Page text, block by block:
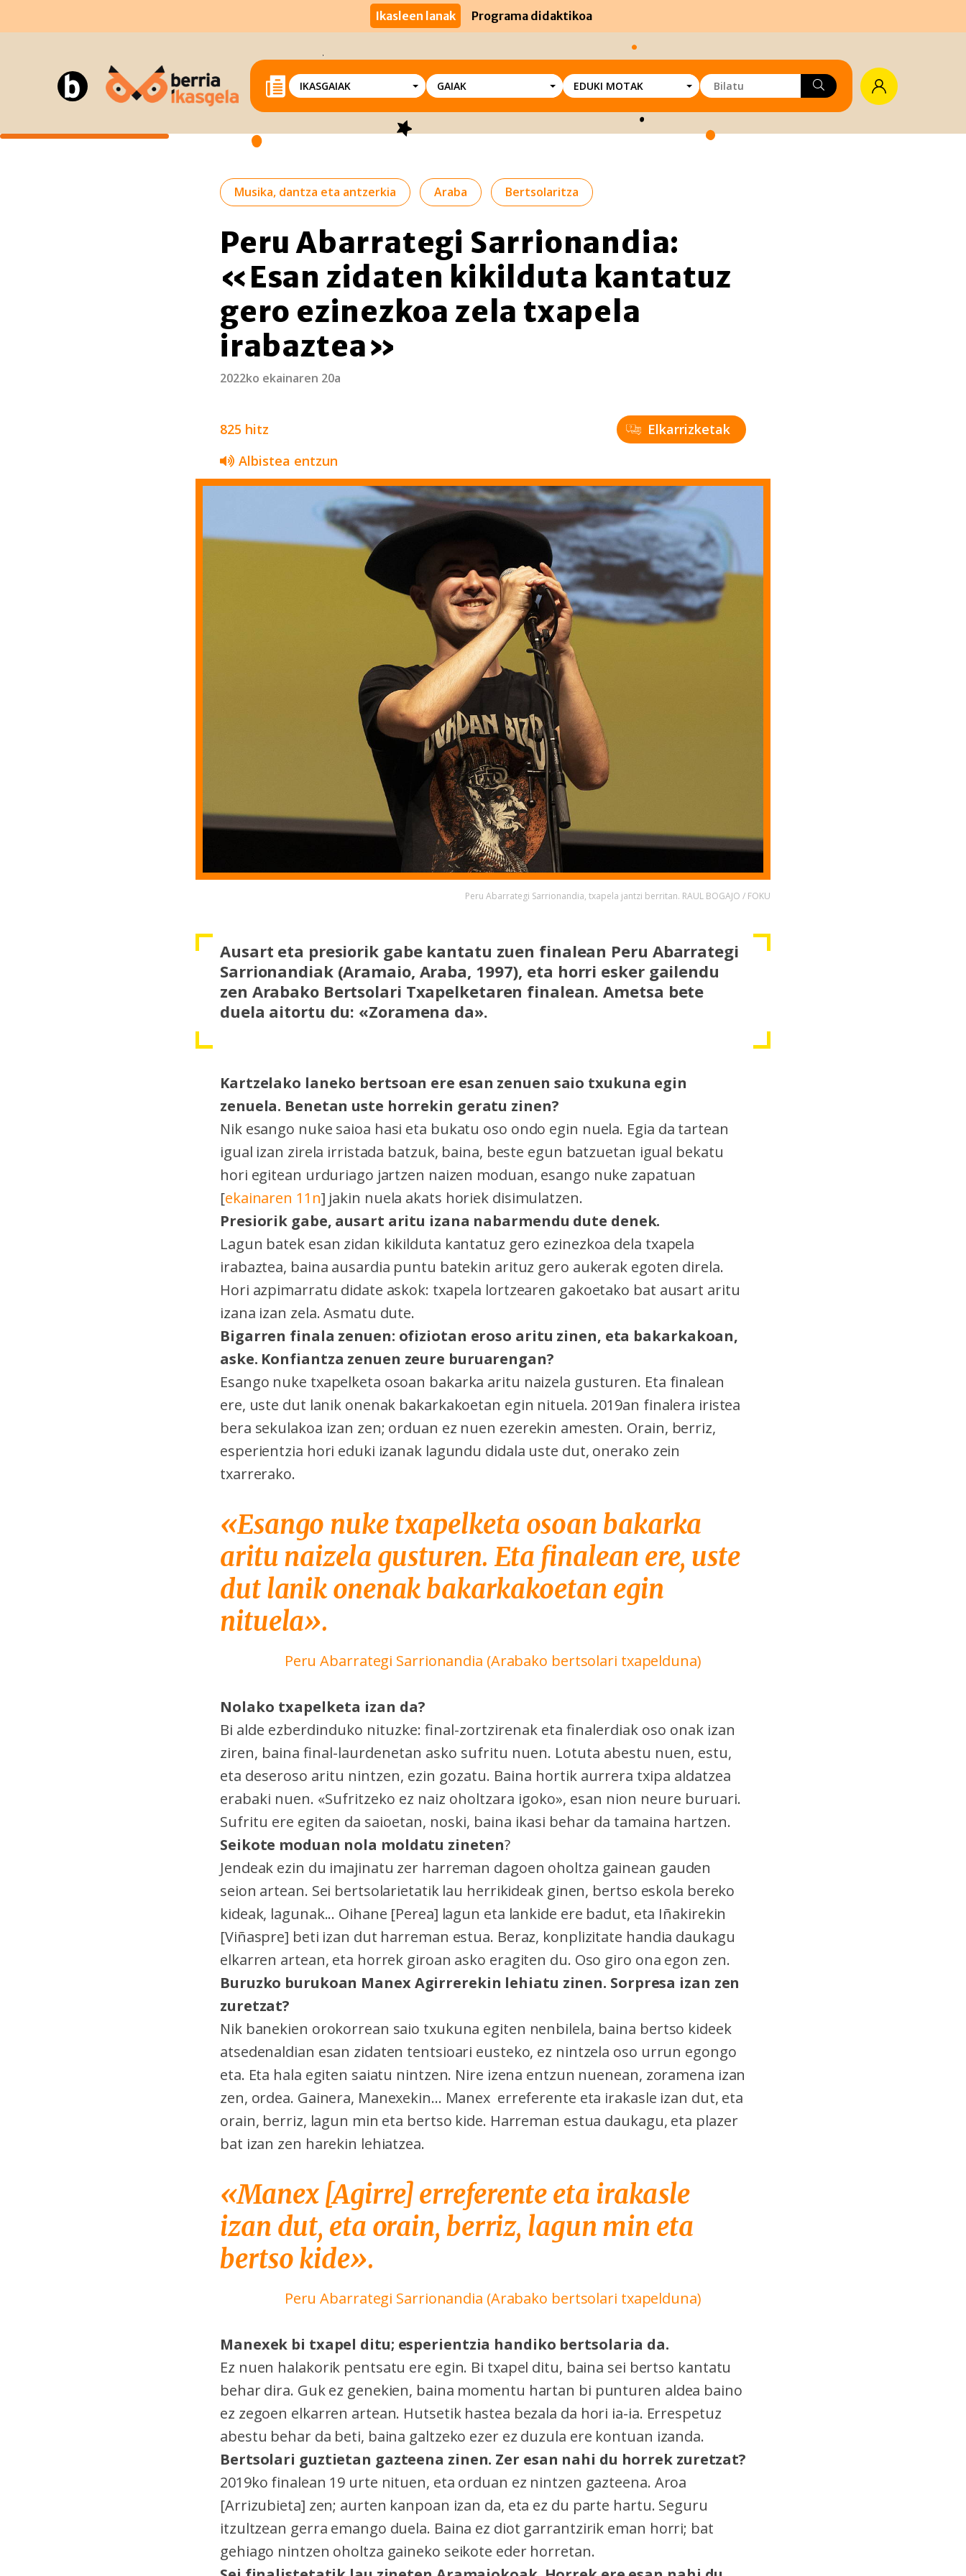
Ikasleen lanak Programa didaktikoa
IKASGAIAK GAIAK EDUKI MOTAK
Musika, dantza eta antzerkia Araba Bertsolaritza
Peru Abarrategi Sarrionandia:
«Esan zidaten kikilduta kantatuz
gero ezinezkoa zela txapela
irabaztea»
2022ko ekainaren 20a
825 hitz
Elkarrizketak
Albistea entzun
Peru Abarrategi Sarrionandia, txapela jantzi berritan. RAUL BOGAJO / FOKU
Ausart eta presiorik gabe kantatu zuen finalean Peru Abarrategi
Sarrionandiak (Aramaio, Araba, 1997), eta horri esker gailendu
zen Arabako Bertsolari Txapelketaren finalean. Ametsa bete
duela aitortu du: «Zoramena da».
Kartzelako laneko bertsoan ere esan zenuen saio txukuna egin
zenuela. Benetan uste horrekin geratu zinen?
Nik esango nuke saioa hasi eta bukatu oso ondo egin nuela. Egia da tartean
igual izan zirela irristada batzuk, baina, beste egun batzuetan igual bekatu
hori egitean urduriago jartzen naizen moduan, esango nuke zapatuan
[ekainaren 11n] jakin nuela akats horiek disimulatzen.
Presiorik gabe, ausart aritu izana nabarmendu dute denek.
Lagun batek esan zidan kikilduta kantatuz gero ezinezkoa dela txapela
irabaztea, baina ausardia puntu batekin arituz gero aukerak egoten direla.
Hori azpimarratu didate askok: txapela lortzearen gakoetako bat ausart aritu
izana izan zela. Asmatu dute.
Bigarren finala zenuen: ofiziotan eroso aritu zinen, eta bakarkakoan,
aske. Konfiantza zenuen zeure buruarengan?
Esango nuke txapelketa osoan bakarka aritu naizela gusturen. Eta finalean
ere, uste dut lanik onenak bakarkakoetan egin nituela. 2019an finalera iristea
bera sekulakoa izan zen; orduan ez nuen ezerekin amesten. Orain, berriz,
esperientzia hori eduki izanak lagundu didala uste dut, onerako zein
txarrerako.
«Esango nuke txapelketa osoan bakarka
aritu naizela gusturen. Eta finalean ere, uste
dut lanik onenak bakarkakoetan egin
nituela».
Peru Abarrategi Sarrionandia (Arabako bertsolari txapelduna)
Nolako txapelketa izan da?
Bi alde ezberdinduko nituzke: final-zortzirenak eta finalerdiak oso onak izan
ziren, baina final-laurdenetan asko sufritu nuen. Lotuta abestu nuen, estu,
eta deseroso aritu nintzen, ezin gozatu. Baina hortik aurrera txipa aldatzea
erabaki nuen. «Sufritzeko ez naiz oholtzara igoko», esan nion neure buruari.
Sufritu ere egiten da saioetan, noski, baina ikasi behar da tamaina hartzen.
Seikote moduan nola moldatu zineten?
Jendeak ezin du imajinatu zer harreman dagoen oholtza gainean gauden
seion artean. Sei bertsolarietatik lau herrikideak ginen, bertso eskola bereko
kideak, lagunak... Oihane [Perea] lagun eta lankide ere badut, eta Iñakirekin
[Viñaspre] beti izan dut harreman estua. Beraz, konplizitate handia daukagu
elkarren artean, eta horrek giroan asko eragiten du. Oso giro ona egon zen.
Buruzko burukoan Manex Agirrerekin lehiatu zinen. Sorpresa izan zen
zuretzat?
Nik banekien orokorrean saio txukuna egiten nenbilela, baina bertso kideek
atsedenaldian esan zidaten tentsioari eusteko, ez nintzela oso urrun egongo
eta. Eta hala egiten saiatu nintzen. Nire izena entzun nuenean, zoramena izan
zen, ordea. Gainera, Manexekin... Manex erreferente eta irakasle izan dut, eta
orain, berriz, lagun min eta bertso kide. Harreman estua daukagu, eta plazer
bat izan zen harekin lehiatzea.
«Manex [Agirre] erreferente eta irakasle
izan dut, eta orain, berriz, lagun min eta
bertso kide».
Peru Abarrategi Sarrionandia (Arabako bertsolari txapelduna)
Manexek bi txapel ditu; esperientzia handiko bertsolaria da.
Ez nuen halakorik pentsatu ere egin. Bi txapel ditu, baina sei bertso kantatu
behar dira. Guk ez genekien, baina momentu hartan bi punturen aldea baino
ez zegoen elkarren artean. Hutsetik hastea bezala da hori ia-ia. Errespetuz
abestu behar da beti, baina galtzeko ezer ez duzula ere kontuan izanda.
Bertsolari guztietan gazteena zinen. Zer esan nahi du horrek zuretzat?
2019ko finalean 19 urte nituen, eta orduan ez nintzen gazteena. Aroa
[Arrizubieta] zen; aurten kanpoan izan da, eta ez du parte hartu. Seguru
itzultzean gerra emango duela. Baina ez diot garrantzirik eman horri; bat
gehiago nintzen oholtza gaineko seikote eder horretan.